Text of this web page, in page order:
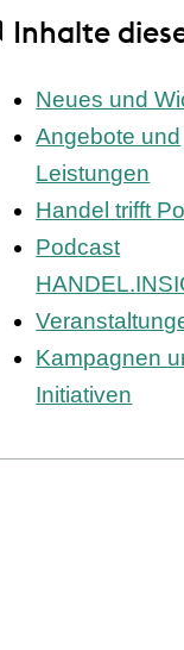
Inhalte
Neues und
Angebote und
Leistungen
Handel trifft
Podcast
Kampagnen
Initiativen